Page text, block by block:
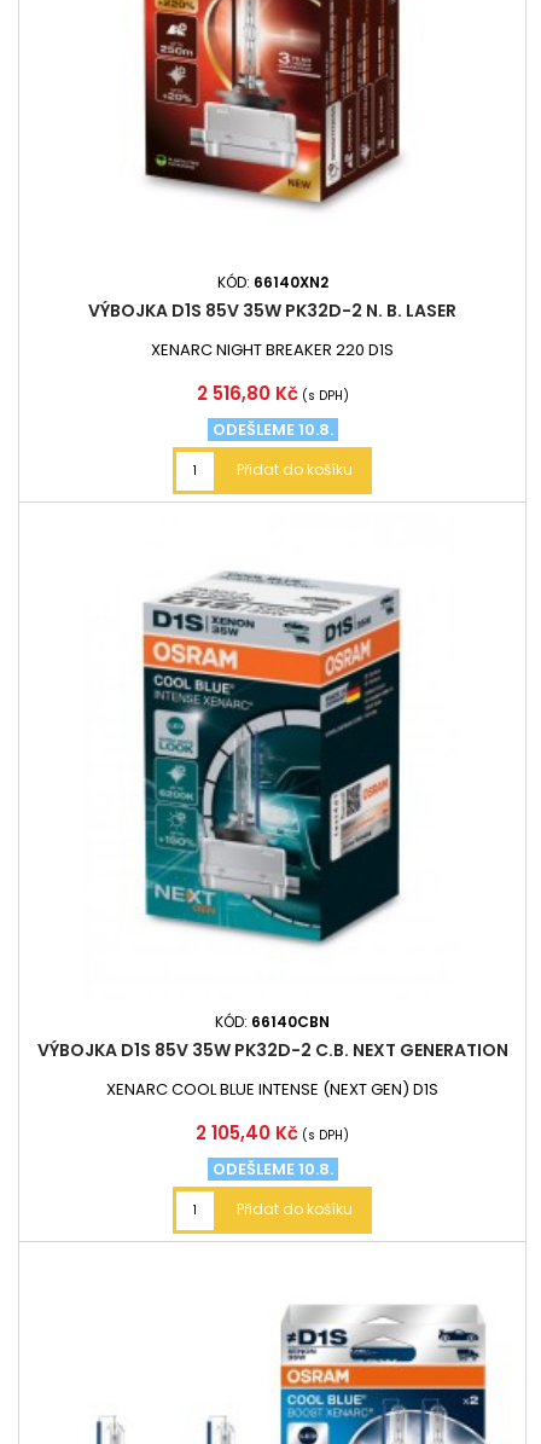
KÓD: 66140XN2
VÝBOJKA D1S 85V 35W PK32D-2 N. B. LASER
XENARC NIGHT BREAKER 220 D1S
Cena
2 516,80 Kč (s DPH)
ODEŠLEME 10.8.
Přidat do košíku
KÓD: 66140CBN
VÝBOJKA D1S 85V 35W PK32D-2 C.B. NEXT GENERATION
XENARC COOL BLUE INTENSE (NEXT GEN) D1S
Cena
2 105,40 Kč (s DPH)
ODEŠLEME 10.8.
Přidat do košíku